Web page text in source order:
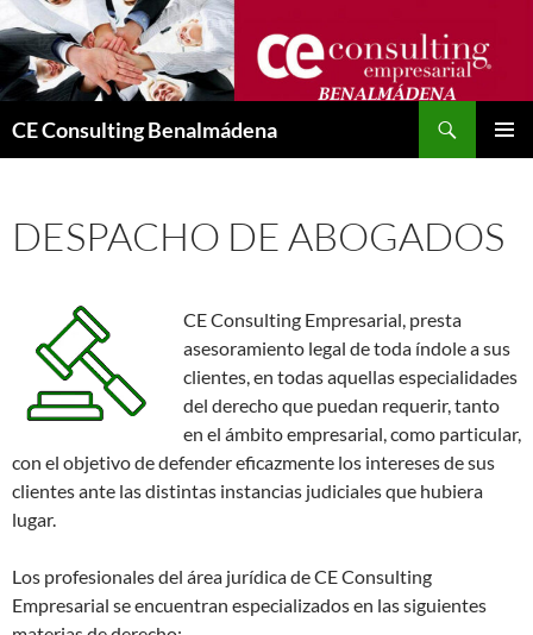
Saltar
al
contenido
CE Consulting Benalmádena
DESPACHO DE ABOGADOS
CE Consulting Empresarial, presta
asesoramiento legal de toda índole a sus
clientes, en todas aquellas especialidades
del derecho que puedan requerir, tanto
en el ámbito empresarial, como particular,
con el objetivo de defender eficazmente los intereses de sus
clientes ante las distintas instancias judiciales que hubiera
lugar.
Los profesionales del área jurídica de CE Consulting
Empresarial se encuentran especializados en las siguientes